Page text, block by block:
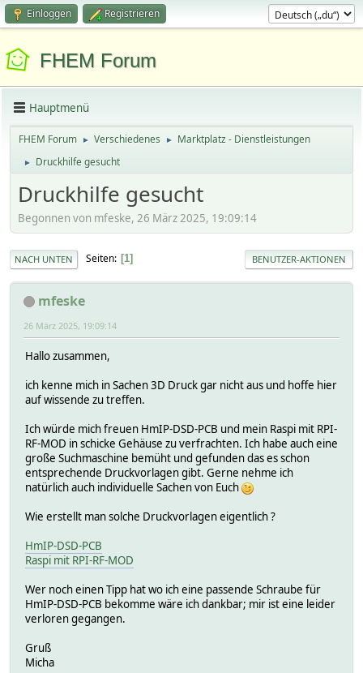
Einloggen Registrieren
FHEM Forum
Hauptmenü
FHEM Forum ► Verschiedenes ► Marktplatz - Dienstleistungen
► Druckhilfe gesucht
Druckhilfe gesucht
Begonnen von mfeske, 26 März 2025, 19:09:14
NACH UNTEN Seiten 1 BENUTZER-AKTIONEN
mfeske
26 März 2025, 19:09:14
Hallo zusammen,
ich kenne mich in Sachen 3D Druck gar nicht aus und hoffe hier
auf wissende zu treffen.
Ich würde mich freuen HmIP-DSD-PCB und mein Raspi mit RPI-
RF-MOD in schicke Gehäuse zu verfrachten. Ich habe auch eine
große Suchmaschine bemüht und gefunden das es schon
entsprechende Druckvorlagen gibt. Gerne nehme ich
natürlich auch individuelle Sachen von Euch
Wie erstellt man solche Druckvorlagen eigentlich ?
HmIP-DSD-PCB
Raspi mit RPI-RF-MOD
Wer noch einen Tipp hat wo ich eine passende Schraube für
HmIP-DSD-PCB bekomme wäre ich dankbar; mir ist eine leider
verloren gegangen.
Gruß
Micha